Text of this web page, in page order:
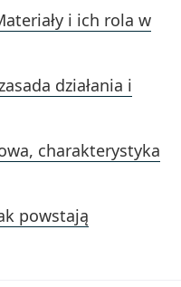
i ich rola w
działania i
charakterystyka
powstają